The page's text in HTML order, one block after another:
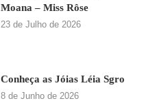
Moana – Miss Rôse
23 de Julho de 2026
Conheça as Jóias Léia Sgro
8 de Junho de 2026